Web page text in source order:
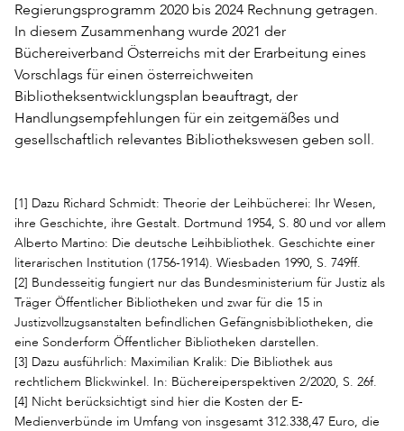
Regierungsprogramm 2020 bis 2024 Rechnung getragen.
In diesem Zusammenhang wurde 2021 der
Büchereiverband Österreichs mit der Erarbeitung eines
Vorschlags für einen österreichweiten
Bibliotheksentwicklungsplan beauftragt, der
Handlungsempfehlungen für ein zeitgemäßes und
gesellschaftlich relevantes Bibliothekswesen geben soll.
[1] Dazu Richard Schmidt: Theorie der Leihbücherei: Ihr Wesen,
ihre Geschichte, ihre Gestalt. Dortmund 1954, S. 80 und vor allem
Alberto Martino: Die deutsche Leihbibliothek. Geschichte einer
literarischen Institution (1756-1914). Wiesbaden 1990, S. 749ff.
[2] Bundesseitig fungiert nur das Bundesministerium für Justiz als
Träger Öffentlicher Bibliotheken und zwar für die 15 in
Justizvollzugsanstalten befindlichen Gefängnisbibliotheken, die
eine Sonderform Öffentlicher Bibliotheken darstellen.
[3] Dazu ausführlich: Maximilian Kralik: Die Bibliothek aus
rechtlichem Blickwinkel. In: Büchereiperspektiven 2/2020, S. 26f.
[4] Nicht berücksichtigt sind hier die Kosten der E-
Medienverbünde im Umfang von insgesamt 312.338,47 Euro, die